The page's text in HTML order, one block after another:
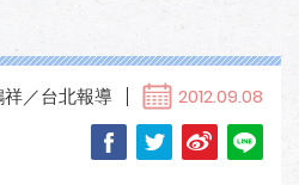
／台北報導 2012.09.08